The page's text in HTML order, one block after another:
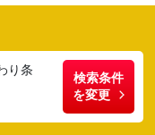
り条
検索条件
を変更